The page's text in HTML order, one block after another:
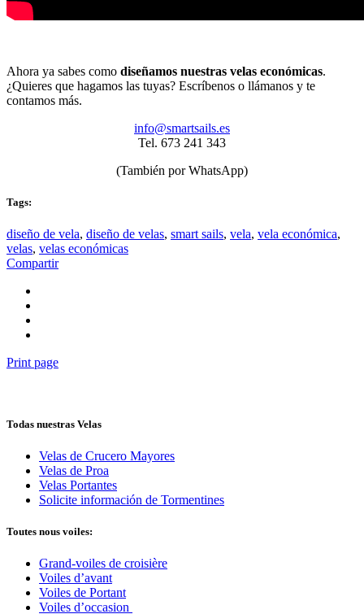
Ahora ya sabes como diseñamos nuestras velas económicas.
¿Quieres que hagamos las tuyas? Escríbenos o llámanos y te
contamos más.
info@smartsails.es
Tel. 673 241 343
(También por WhatsApp)
Tags:
diseño de vela, diseño de velas, smart sails, vela, vela económica,
velas, velas económicas
Compartir
Print page
Todas nuestras Velas
Velas de Crucero Mayores
Velas de Proa
Velas Portantes
Solicite información de Tormentines
Toutes nous voiles:
Grand-voiles de croisière
Voiles d’avant
Voiles de Portant
Voiles d’occasion